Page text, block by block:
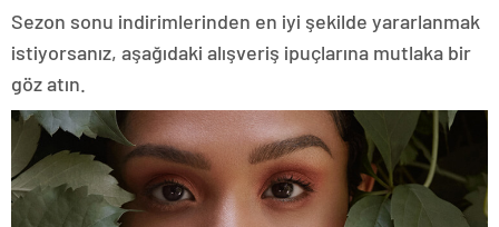
Sezon sonu indirimlerinden en iyi şekilde yararlanmak
istiyorsanız, aşağıdaki alışveriş ipuçlarına mutlaka bir
göz atın.